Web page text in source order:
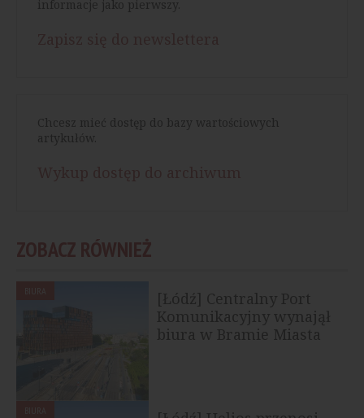
informacje jako pierwszy.
Chcesz mieć dostęp do bazy wartościowych
artykułów.
ZOBACZ RÓWNIEŻ
[Łódź] Centralny Port
Komunikacyjny wynajął
biura w Bramie Miasta